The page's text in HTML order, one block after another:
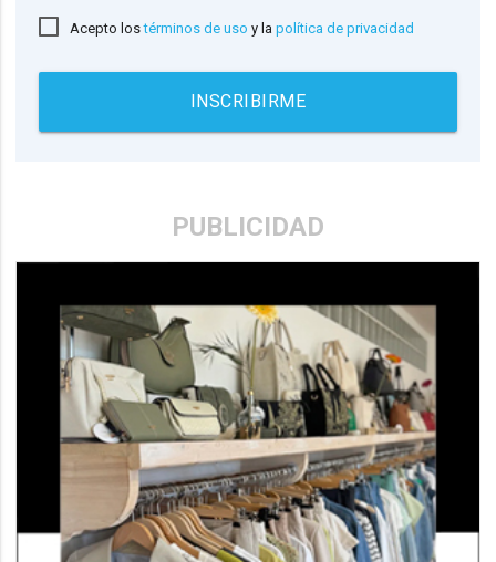
Acepto lostérminos de uso y lapolítica de privacidad
INSCRIBIRME
PUBLICIDAD